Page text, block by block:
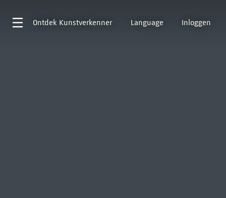
Ontdek Kunstverkenner Language Inloggen